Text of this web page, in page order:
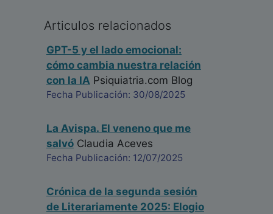
Articulos relacionados
GPT-5 y el lado emocional:
cómo cambia nuestra relación
con la IA Psiquiatria.com Blog
Fecha Publicación: 30/08/2025
La Avispa. El veneno que me
salvó Claudia Aceves
Fecha Publicación: 12/07/2025
Crónica de la segunda sesión
de Literariamente 2025: Elogio